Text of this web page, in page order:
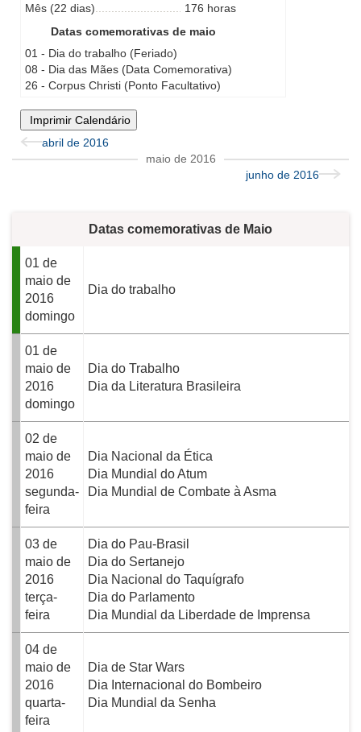
Mês (22 dias)
176 horas
Datas comemorativas de maio
01 - Dia do trabalho (Feriado)
08 - Dia das Mães (Data Comemorativa)
26 - Corpus Christi (Ponto Facultativo)
Imprimir Calendário
abril de 2016
maio de 2016
junho de 2016
Datas comemorativas de Maio
01 de
maio de
2016
domingo
Dia do trabalho
01 de
maio de
2016
domingo
Dia do Trabalho
Dia da Literatura Brasileira
02 de
maio de
2016
segunda-
feira
Dia Nacional da Ética
Dia Mundial do Atum
Dia Mundial de Combate à Asma
03 de
maio de
2016
terça-
feira
Dia do Pau-Brasil
Dia do Sertanejo
Dia Nacional do Taquígrafo
Dia do Parlamento
Dia Mundial da Liberdade de Imprensa
04 de
maio de
2016
quarta-
feira
Dia de Star Wars
Dia Internacional do Bombeiro
Dia Mundial da Senha